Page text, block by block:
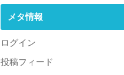
メタ情報
ログイン
投稿フィード